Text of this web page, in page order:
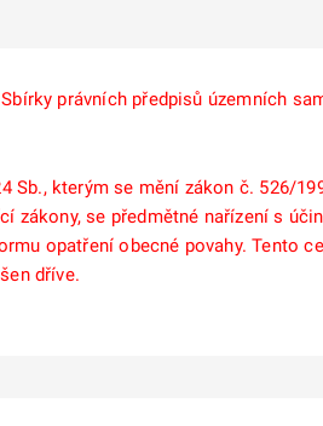
právních předpisů územních
Sb., kterým se mění zákon č. 526/
zákony, se předmětné nařízení s
opatření obecné povahy. Tento
dříve.